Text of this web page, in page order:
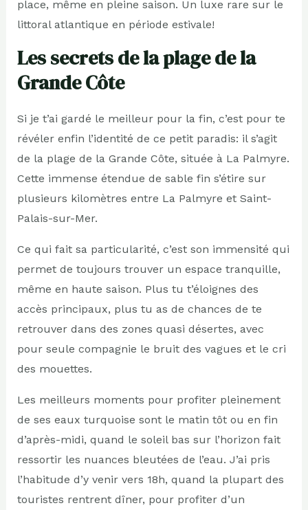
place, même en pleine saison. Un luxe rare sur le
littoral atlantique en période estivale!
Les secrets de la plage de la
Grande Côte
Si je t’ai gardé le meilleur pour la fin, c’est pour te
révéler enfin l’identité de ce petit paradis: il s’agit
de la plage de la Grande Côte, située à La Palmyre.
Cette immense étendue de sable fin s’étire sur
plusieurs kilomètres entre La Palmyre et Saint-
Palais-sur-Mer.
Ce qui fait sa particularité, c’est son immensité qui
permet de toujours trouver un espace tranquille,
même en haute saison. Plus tu t’éloignes des
accès principaux, plus tu as de chances de te
retrouver dans des zones quasi désertes, avec
pour seule compagnie le bruit des vagues et le cri
des mouettes.
Les meilleurs moments pour profiter pleinement
de ses eaux turquoise sont le matin tôt ou en fin
d’après-midi, quand le soleil bas sur l’horizon fait
ressortir les nuances bleutées de l’eau. J’ai pris
l’habitude d’y venir vers 18h, quand la plupart des
touristes rentrent dîner, pour profiter d’un